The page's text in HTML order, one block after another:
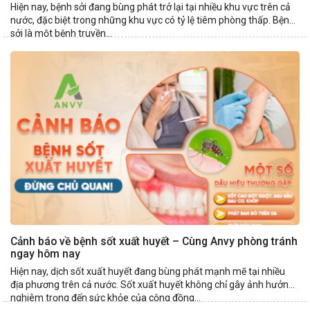
Hiện nay, bệnh sởi đang bùng phát trở lại tại nhiều khu vực trên cả
nước, đặc biệt trong những khu vực có tỷ lệ tiêm phòng thấp. Bệnh
sởi là một bệnh truyền...
Cảnh báo về bệnh sốt xuất huyết – Cùng Anvy phòng tránh
ngay hôm nay
Hiện nay, dịch sốt xuất huyết đang bùng phát mạnh mẽ tại nhiều
địa phương trên cả nước. Sốt xuất huyết không chỉ gây ảnh hưởng
nghiêm trọng đến sức khỏe của cộng đồng...